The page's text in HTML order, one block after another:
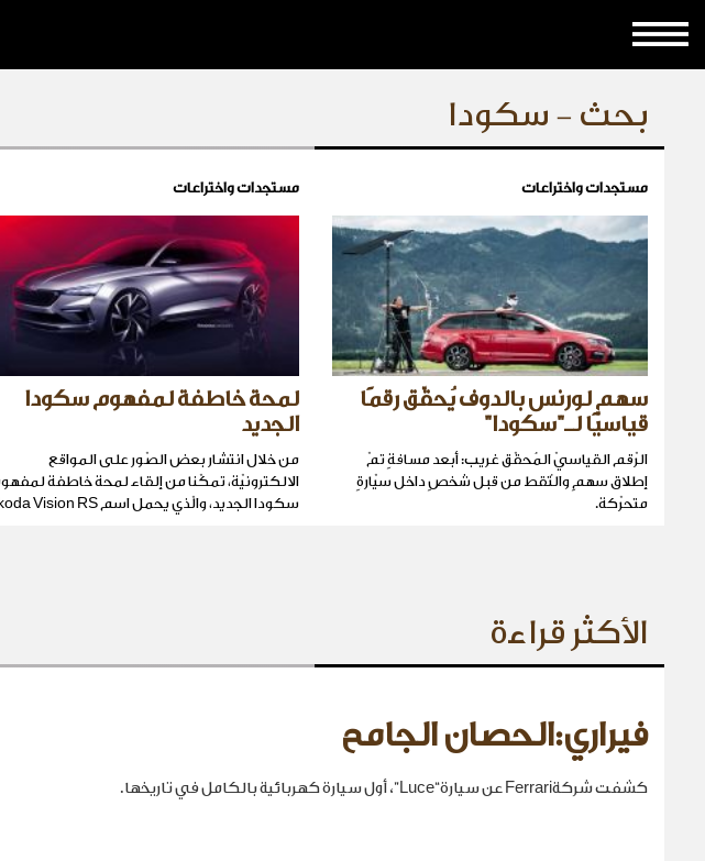
بحث - سكودا
مستجدات واختراعات
سهم لورنس بالدوف يُحقّق رقمًا
قياسيًّا لـ"سكودا"
الرّقم القياسيّ المُحقّق غريب: أبعد مسافةٍ تمّ
إطلاق سهمٍ والتُقط من قبل شخصٍ داخل سيّارةٍ
متحرّكة.
مستجدات واختراعات
لمحة خاطفة لمفهوم سكودا
الجديد
من خلال انتشار بعض الصّور على المواقع
الالكترونيّة، تمكّنا من إلقاء لمحة خاطفة
سكودا الجديد، والّذي يحمل اسم Skoda Vision RS.
الأكثر قراءة
فيراري:الحصان الجامح
كشفت شركةFerrari عن سيارة“Luce”، أول سيارة كهربائية بالكامل في تاريخها.